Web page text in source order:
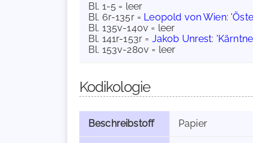
Bl. 1-5 = leer
Bl. 6r-135r = Leopold von Wien:
Bl. 135v-140v = leer
Bl. 141r-153r = Jakob Unrest:
Bl. 153v-280v = leer
Kodikologie
Beschreibstoff Papier